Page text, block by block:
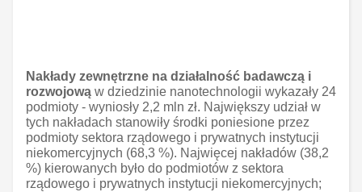
Nakłady zewnętrzne na działalność badawczą i
rozwojową w dziedzinie nanotechnologii wykazały 24
podmioty - wyniosły 2,2 mln zł. Największy udział w
tych nakładach stanowiły środki poniesione przez
podmioty sektora rządowego i prywatnych instytucji
niekomercyjnych (68,3 %). Najwięcej nakładów (38,2
%) kierowanych było do podmiotów z sektora
rządowego i prywatnych instytucji niekomercyjnych;